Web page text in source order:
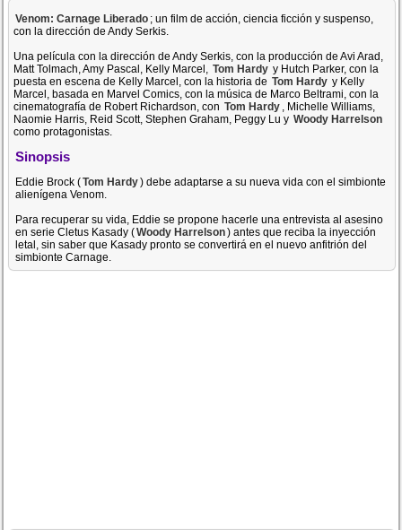
Venom: Carnage Liberado ; un film de acción, ciencia ficción y suspenso,
con la dirección de Andy Serkis.
Una película con la dirección de Andy Serkis, con la producción de Avi Arad,
Matt Tolmach, Amy Pascal, Kelly Marcel, Tom Hardy y Hutch Parker, con la
puesta en escena de Kelly Marcel, con la historia de Tom Hardy y Kelly
Marcel, basada en Marvel Comics, con la música de Marco Beltrami, con la
cinematografía de Robert Richardson, con Tom Hardy , Michelle Williams,
Naomie Harris, Reid Scott, Stephen Graham, Peggy Lu y Woody Harrelson
como protagonistas.
Sinopsis
Eddie Brock (Tom Hardy) debe adaptarse a su nueva vida con el simbionte
alienígena Venom.
Para recuperar su vida, Eddie se propone hacerle una entrevista al asesino
en serie Cletus Kasady (Woody Harrelson) antes que reciba la inyección
letal, sin saber que Kasady pronto se convertirá en el nuevo anfitrión del
simbionte Carnage.